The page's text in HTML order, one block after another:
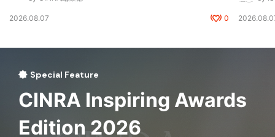
2026.08.07 0
Special Feature
CINRA Inspiring Awards
Edition 2026